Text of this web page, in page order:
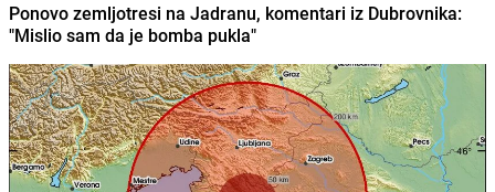
Ponovo zemljotresi na Jadranu, komentari iz Dubrovnika:
"Mislio sam da je bomba pukla"